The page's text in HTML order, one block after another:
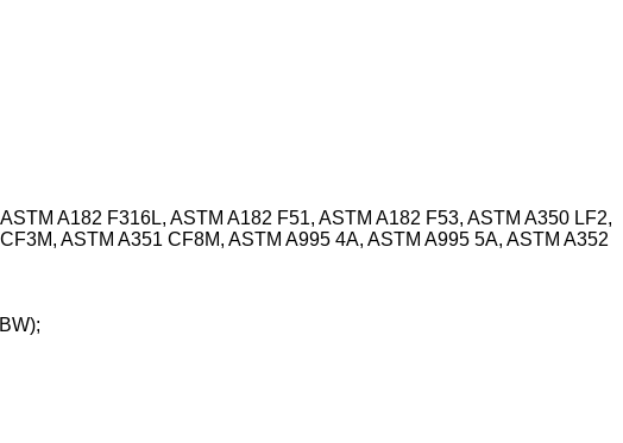
A182 F316L, ASTM A182 F51, ASTM A182 F53, ASTM A350 LF2,
ASTM A351 CF8M, ASTM A995 4A, ASTM A995 5A, ASTM A352